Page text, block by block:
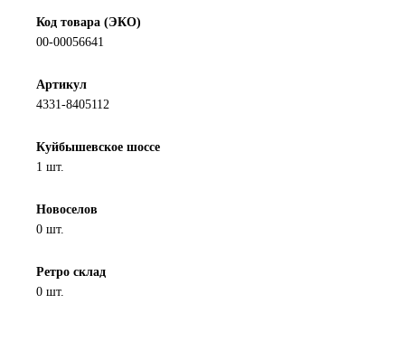
MOBIL
MOTUL
OIL RIGHT
REPSOL
SHELL
Код товара (ЭКО)
00-00056641
Артикул
4331-8405112
Куйбышевское шоссе
1 шт.
Новоселов
0 шт.
Ретро склад
0 шт.